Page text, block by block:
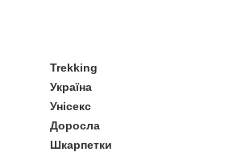
Trekking
Україна
Унісекс
Доросла
Шкарпетки